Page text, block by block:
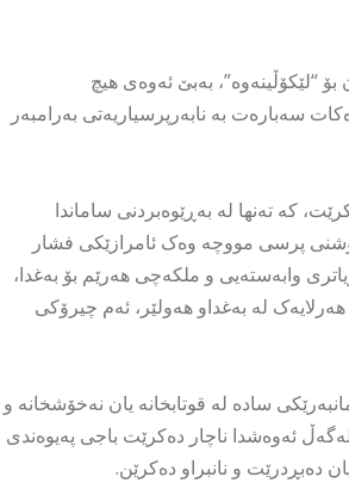
“لێکۆڵینەوە”، بەبێ ئەوەی هیچ
سەبارەت بە نابەرپرسیاریەتی بەرامبەر
کە تەنها لە بەڕێوەبردنی ساماندا
پرسی مووچە وەک ئامرازێکی فشار
وابەستەیی و ملکەچی هەرێم بۆ بەغدا،
لە بەغداو هەولێر، ئەم چیرۆکی
سادە لە قوتابخانە یان نەخۆشخانە و
ئەوەشدا ناچار دەکرێت باجی پەیوەندی
دەبڕدرێت و نانبراو دەکرێن.